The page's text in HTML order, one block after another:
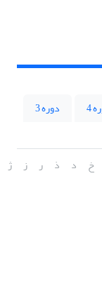
4
دوره 3
خ د ذ ر ز ژ